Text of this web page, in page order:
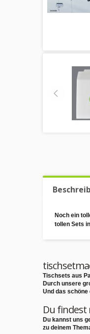
Noch ein
tollen Sets
Tischsets aus
Durch unsere
Und das
Du findest
Du kannst uns
zu deinem